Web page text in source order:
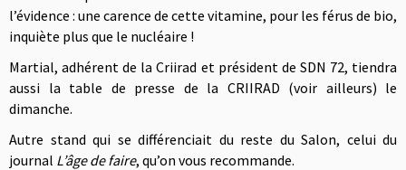
l’évidence : une carence de cette vitamine, pour les férus de bio,
inquiète plus que le nucléaire !
Martial, adhérent de la Criirad et président de SDN 72, tiendra
aussi la table de presse de la CRIIRAD (voir ailleurs) le
dimanche.
Autre stand qui se différenciait du reste du Salon, celui du
journal L’âge de faire, qu’on vous recommande.